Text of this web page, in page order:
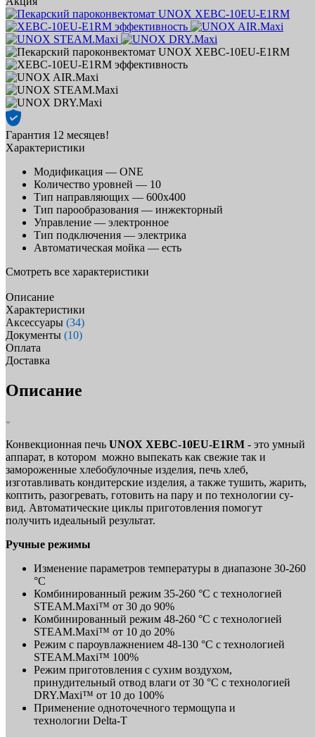
Гарантия 12 месяцев!
Характеристики
Модификация — ONE
Количество уровней — 10
Тип направляющих — 600х400
Тип парообразования — инжекторный
Управление — электронное
Тип подключения — электрика
Автоматическая мойка — есть
Смотреть все характеристики
Описание
Характеристики
Аксессуары (34)
Документы (10)
Оплата
Доставка
Описание
Конвекционная печь UNOX XEBC-10EU-E1RM - это умный
аппарат, в котором можно выпекать как свежие так и
замороженные хлебобулочные изделия, печь хлеб,
изготавливать кондитерские изделия, а также тушить, жарить,
коптить, разогревать, готовить на пару и по технологии су-
вид. Автоматические циклы приготовления помогут
получить идеальный результат.
Ручные режимы
Изменение параметров температуры в диапазоне 30-260
°C
Комбинированный режим 35-260 °C с технологией
STEAM.Maxi™ от 30 до 90%
Комбинированный режим 48-260 °C с технологией
STEAM.Maxi™ от 10 до 20%
Режим с пароувлажнением 48-130 °C с технологией
STEAM.Maxi™ 100%
Режим приготовления с сухим воздухом,
принудительный отвод влаги от 30 °C с технологией
DRY.Maxi™ от 10 до 100%
Применение одноточечного термощупа и
технологии Delta-T